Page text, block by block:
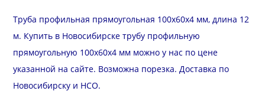
Труба профильная прямоугольная 100х60х4 мм, длина 12
м. Купить в Новосибирске трубу профильную
прямоугольную 100х60х4 мм можно у нас по цене
указанной на сайте. Возможна порезка.Доставка по
Новосибирску и НСО.